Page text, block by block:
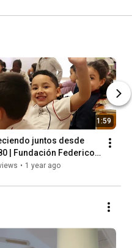
1:59
juntos desde
| Fundación Federico
• 1 year ago